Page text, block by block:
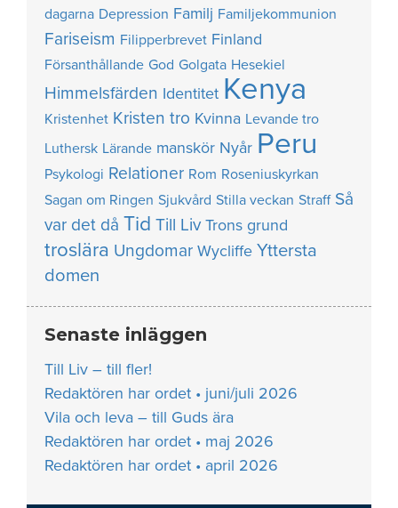
dagarna Depression Familj Familjekommunion
Fariseism Filipperbrevet Finland
Försanthållande God Golgata Hesekiel
Himmelsfärden Identitet Kenya
Kristenhet Kristen tro Kvinna Levande tro
Luthersk Lärande manskör Nyår Peru
Psykologi Relationer Rom Roseniuskyrkan
Sagan om Ringen Sjukvård Stilla veckan Straff Så
var det då Tid Till Liv Trons grund
troslära Ungdomar Wycliffe Yttersta
domen
Senaste inläggen
Till Liv – till fler!
Redaktören har ordet • juni/juli 2026
Vila och leva – till Guds ära
Redaktören har ordet • maj 2026
Redaktören har ordet • april 2026